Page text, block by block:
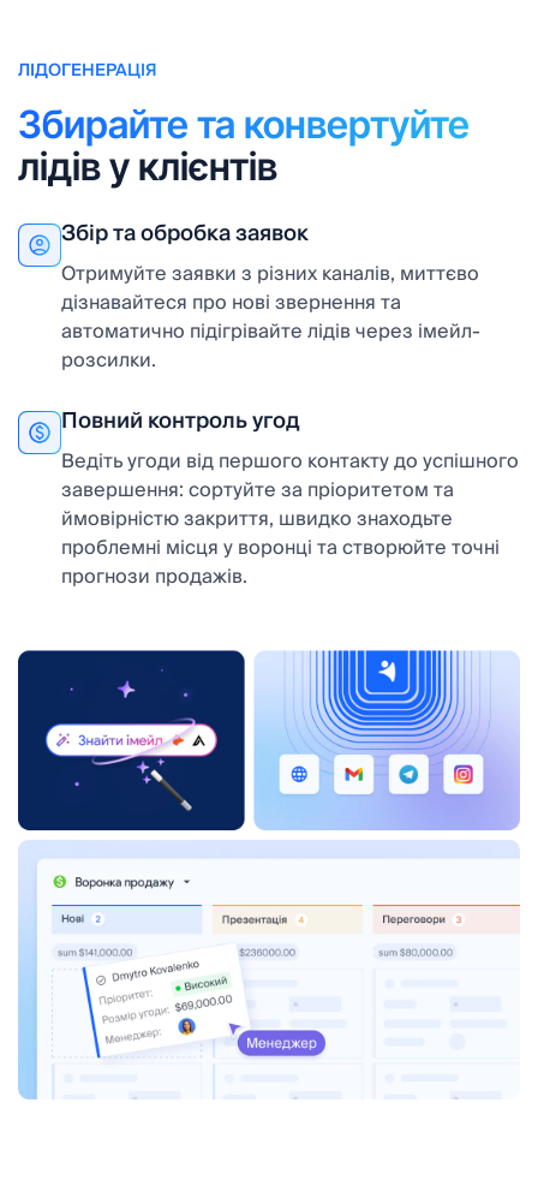
ЛІДОГЕНЕРАЦІЯ
Збирайте та конвертуйте
лідів у клієнтів
Збір та обробка заявок
Отримуйте заявки з різних каналів, миттєво
дізнавайтеся про нові звернення та
автоматично підігрівайте лідів через імейл-
розсилки.
Повний контроль угод
Ведіть угоди від першого контакту до успішного
завершення: сортуйте за пріоритетом та
ймовірністю закриття, швидко знаходьте
проблемні місця у воронці та створюйте точні
прогнози продажів.